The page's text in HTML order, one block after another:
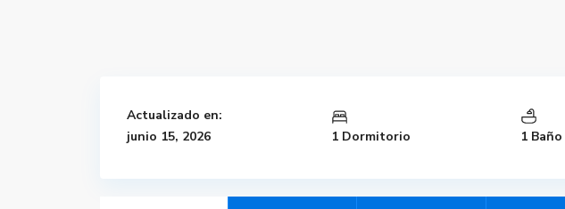
Actualizado en:
junio 15, 2026
1 Dormitorio 1 Baño